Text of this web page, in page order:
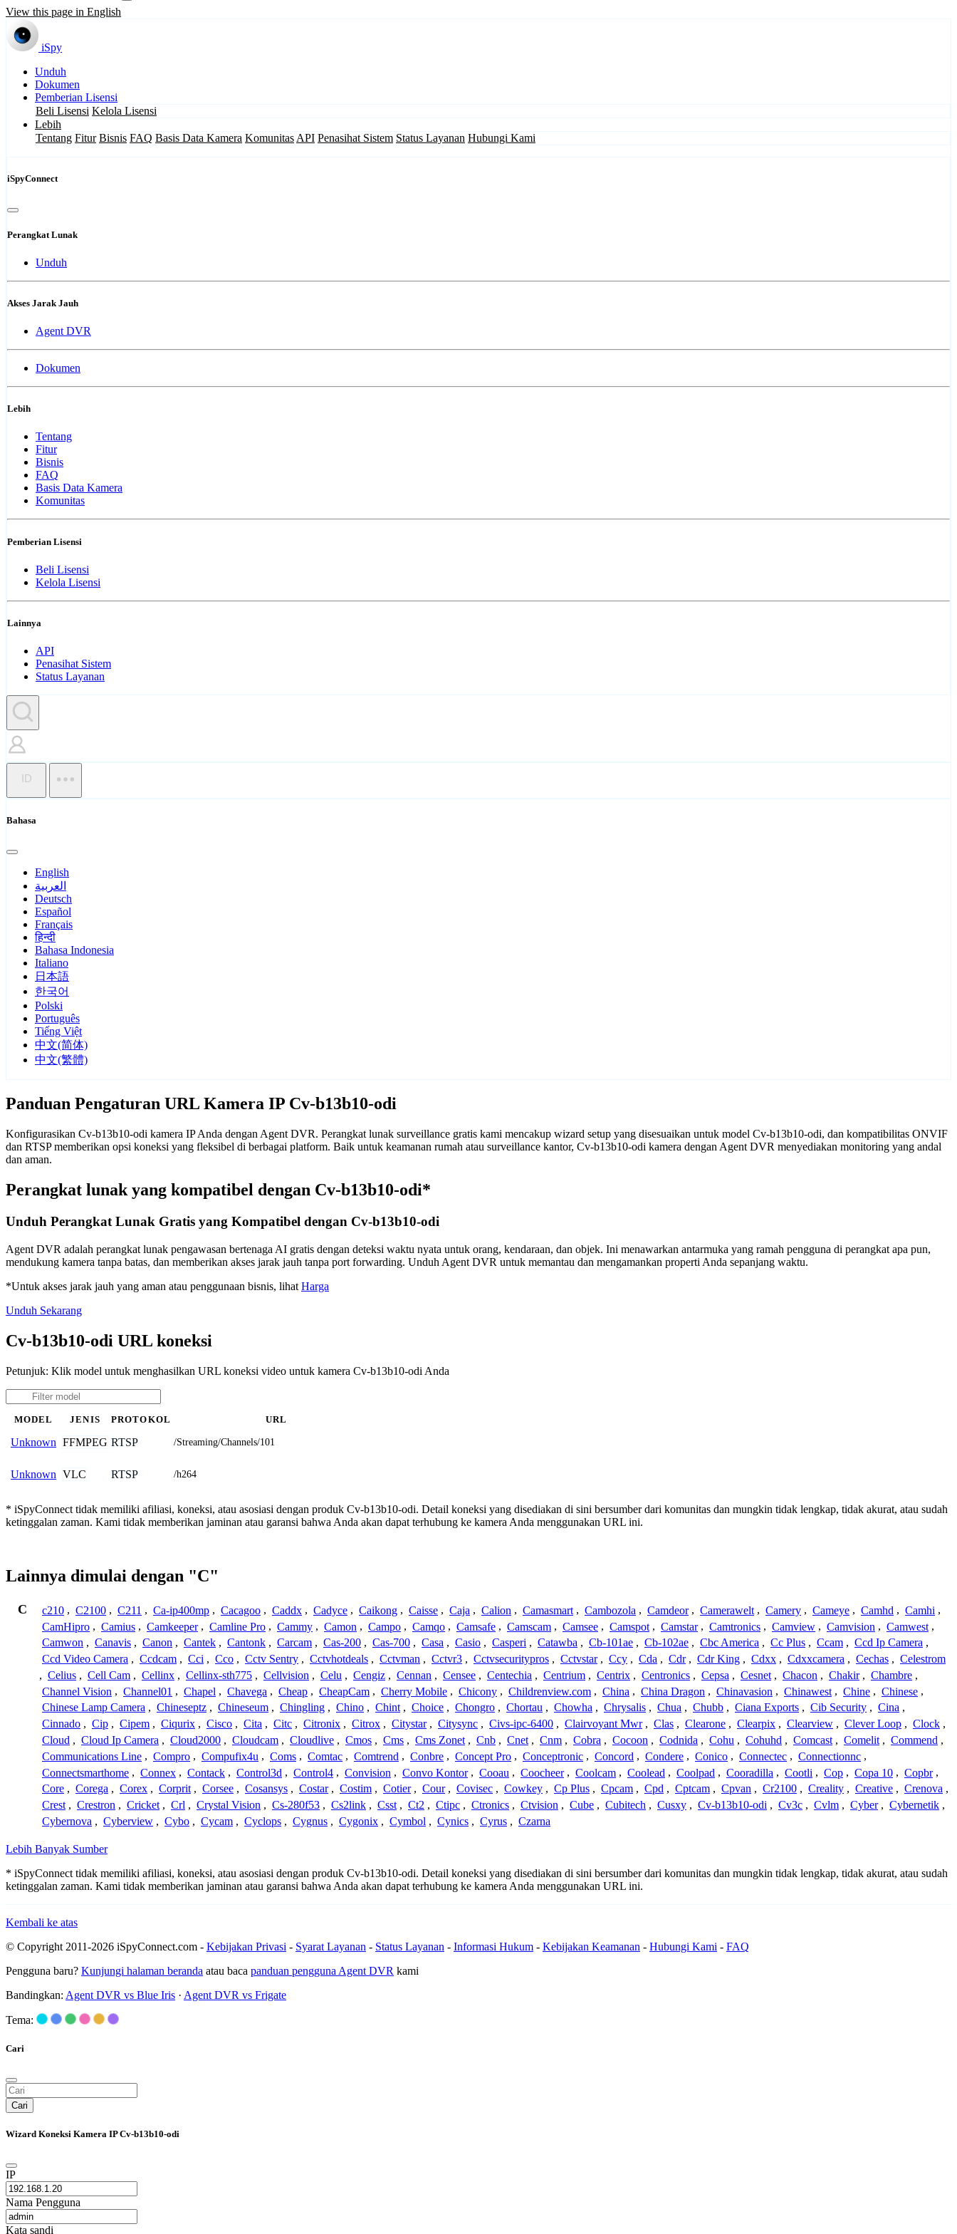
View this page in English
iSpy
Unduh
Dokumen
Pemberian Lisensi
Beli Lisensi Kelola Lisensi
Lebih
Tentang Fitur Bisnis FAQ Basis Data Kamera Komunitas API Penasihat Sistem Status Layanan Hubungi Kami
iSpyConnect
Perangkat Lunak
Unduh
Akses Jarak Jauh
Agent DVR
Dokumen
Lebih
Tentang
Fitur
Bisnis
FAQ
Basis Data Kamera
Komunitas
Pemberian Lisensi
Beli Lisensi
Kelola Lisensi
Lainnya
API
Penasihat Sistem
Status Layanan
ID
Bahasa
English
العربية
Deutsch
Español
Français
हिन्दी
Bahasa Indonesia
Italiano
日本語
한국어
Polski
Português
Tiếng Việt
中文(简体)
中文(繁體)
Panduan Pengaturan URL Kamera IP Cv-b13b10-odi
Konfigurasikan Cv-b13b10-odi kamera IP Anda dengan Agent DVR. Perangkat lunak surveillance gratis kami mencakup wizard setup yang disesuaikan untuk model Cv-b13b10-odi, dan kompatibilitas ONVIF
dan RTSP memberikan opsi koneksi yang fleksibel di berbagai platform. Baik untuk keamanan rumah atau surveillance kantor, Cv-b13b10-odi kamera dengan Agent DVR menyediakan monitoring yang andal
dan aman.
Perangkat lunak yang kompatibel dengan Cv-b13b10-odi*
Unduh Perangkat Lunak Gratis yang Kompatibel dengan Cv-b13b10-odi
Agent DVR adalah perangkat lunak pengawasan bertenaga AI gratis dengan deteksi waktu nyata untuk orang, kendaraan, dan objek. Ini menawarkan antarmuka yang ramah pengguna di perangkat apa pun,
mendukung kamera tanpa batas, dan memberikan akses jarak jauh tanpa port forwarding. Unduh Agent DVR untuk memantau dan mengamankan properti Anda sepanjang waktu.
*Untuk akses jarak jauh yang aman atau penggunaan bisnis, lihat Harga
Unduh Sekarang
Cv-b13b10-odi URL koneksi
Petunjuk: Klik model untuk menghasilkan URL koneksi video untuk kamera Cv-b13b10-odi Anda
MODEL JENIS PROTOKOL URL
Unknown FFMPEG RTSP /Streaming/Channels/101
Unknown VLC RTSP /h264
* iSpyConnect tidak memiliki afiliasi, koneksi, atau asosiasi dengan produk Cv-b13b10-odi. Detail koneksi yang disediakan di sini bersumber dari komunitas dan mungkin tidak lengkap, tidak akurat, atau sudah
ketinggalan zaman. Kami tidak memberikan jaminan atau garansi bahwa Anda akan dapat terhubung ke kamera Anda menggunakan URL ini.
Lainnya dimulai dengan "C"
C c210 , C2100 , C211 , Ca-ip400mp , Cacagoo , Caddx , Cadyce , Caikong , Caisse , Caja , Calion , Camasmart , Cambozola , Camdeor , Camerawelt , Camery , Cameye , Camhd , Camhi ,
CamHipro , Camius , Camkeeper , Camline Pro , Cammy , Camon , Campo , Camqo , Camsafe , Camscam , Camsee , Camspot , Camstar , Camtronics , Camview , Camvision , Camwest ,
Camwon , Canavis , Canon , Cantek , Cantonk , Carcam , Cas-200 , Cas-700 , Casa , Casio , Casperi , Catawba , Cb-101ae , Cb-102ae , Cbc America , Cc Plus , Ccam , Ccd Ip Camera ,
Ccd Video Camera , Ccdcam , Cci , Cco , Cctv Sentry , Cctvhotdeals , Cctvman , Cctvr3 , Cctvsecuritypros , Cctvstar , Ccy , Cda , Cdr , Cdr King , Cdxx , Cdxxcamera , Cechas , Celestrom
, Celius , Cell Cam , Cellinx , Cellinx-sth775 , Cellvision , Celu , Cengiz , Cennan , Censee , Centechia , Centrium , Centrix , Centronics , Cepsa , Cesnet , Chacon , Chakir , Chambre ,
Channel Vision , Channel01 , Chapel , Chavega , Cheap , CheapCam , Cherry Mobile , Chicony , Childrenview.com , China , China Dragon , Chinavasion , Chinawest , Chine , Chinese ,
Chinese Lamp Camera , Chineseptz , Chineseum , Chingling , Chino , Chint , Choice , Chongro , Chortau , Chowha , Chrysalis , Chua , Chubb , Ciana Exports , Cib Security , Cina ,
Cinnado , Cip , Cipem , Ciqurix , Cisco , Cita , Citc , Citronix , Citrox , Citystar , Citysync , Civs-ipc-6400 , Clairvoyant Mwr , Clas , Clearone , Clearpix , Clearview , Clever Loop , Clock ,
Cloud , Cloud Ip Camera , Cloud2000 , Cloudcam , Cloudlive , Cmos , Cms , Cms Zonet , Cnb , Cnet , Cnm , Cobra , Cocoon , Codnida , Cohu , Cohuhd , Comcast , Comelit , Commend ,
Communications Line , Compro , Compufix4u , Coms , Comtac , Comtrend , Conbre , Concept Pro , Conceptronic , Concord , Condere , Conico , Connectec , Connectionnc ,
Connectsmarthome , Connex , Contack , Control3d , Control4 , Convision , Convo Kontor , Cooau , Coocheer , Coolcam , Coolead , Coolpad , Cooradilla , Cootli , Cop , Copa 10 , Copbr ,
Core , Corega , Corex , Corprit , Corsee , Cosansys , Costar , Costim , Cotier , Cour , Covisec , Cowkey , Cp Plus , Cpcam , Cpd , Cptcam , Cpvan , Cr2100 , Creality , Creative , Crenova ,
Crest , Crestron , Cricket , Crl , Crystal Vision , Cs-280f53 , Cs2link , Csst , Ct2 , Ctipc , Ctronics , Ctvision , Cube , Cubitech , Cusxy , Cv-b13b10-odi , Cv3c , Cvlm , Cyber , Cybernetik ,
Cybernova , Cyberview , Cybo , Cycam , Cyclops , Cygnus , Cygonix , Cymbol , Cynics , Cyrus , Czarna
Lebih Banyak Sumber
* iSpyConnect tidak memiliki afiliasi, koneksi, atau asosiasi dengan produk Cv-b13b10-odi. Detail koneksi yang disediakan di sini bersumber dari komunitas dan mungkin tidak lengkap, tidak akurat, atau sudah
ketinggalan zaman. Kami tidak memberikan jaminan atau garansi bahwa Anda akan dapat terhubung ke kamera Anda menggunakan URL ini.
Kembali ke atas
© Copyright 2011-2026 iSpyConnect.com - Kebijakan Privasi - Syarat Layanan - Status Layanan - Informasi Hukum - Kebijakan Keamanan - Hubungi Kami - FAQ
Pengguna baru? Kunjungi halaman beranda atau baca panduan pengguna Agent DVR kami
Bandingkan: Agent DVR vs Blue Iris · Agent DVR vs Frigate
Tema:
Cari
Cari
Wizard Koneksi Kamera IP Cv-b13b10-odi
IP
Nama Pengguna
Kata sandi